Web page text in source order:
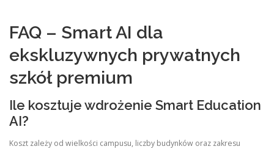
FAQ – Smart AI dla
ekskluzywnych prywatnych
szkół premium
Ile kosztuje wdrożenie Smart Education
AI?
Koszt zależy od wielkości campusu, liczby budynków oraz zakresu